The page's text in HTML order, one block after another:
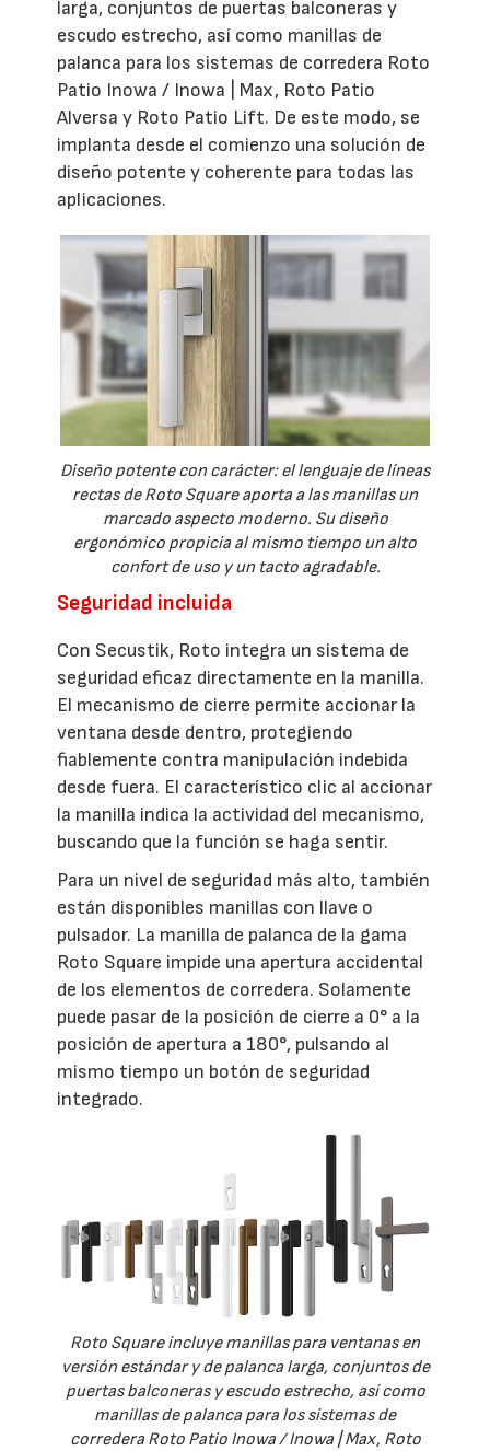
larga, conjuntos de puertas balconeras y
escudo estrecho, así como manillas de
palanca para los sistemas de corredera Roto
Patio Inowa / Inowa | Max, Roto Patio
Alversa y Roto Patio Lift. De este modo, se
implanta desde el comienzo una solución de
diseño potente y coherente para todas las
aplicaciones.
Diseño potente con carácter: el lenguaje de líneas
rectas de Roto Square aporta a las manillas un
marcado aspecto moderno. Su diseño
ergonómico propicia al mismo tiempo un alto
confort de uso y un tacto agradable.
Seguridad incluida
Con Secustik, Roto integra un sistema de
seguridad eficaz directamente en la manilla.
El mecanismo de cierre permite accionar la
ventana desde dentro, protegiendo
fiablemente contra manipulación indebida
desde fuera. El característico clic al accionar
la manilla indica la actividad del mecanismo,
buscando que la función se haga sentir.
Para un nivel de seguridad más alto, también
están disponibles manillas con llave o
pulsador. La manilla de palanca de la gama
Roto Square impide una apertura accidental
de los elementos de corredera. Solamente
puede pasar de la posición de cierre a 0° a la
posición de apertura a 180°, pulsando al
mismo tiempo un botón de seguridad
integrado.
Roto Square incluye manillas para ventanas en
versión estándar y de palanca larga, conjuntos de
puertas balconeras y escudo estrecho, así como
manillas de palanca para los sistemas de
corredera Roto Patio Inowa / Inowa | Max, Roto